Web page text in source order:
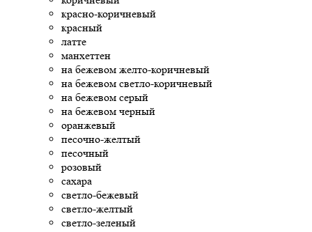
красно-коричневый
красный
латте
манхеттен
на бежевом желто-коричневый
на бежевом светло-коричневый
на бежевом серый
на бежевом черный
оранжевый
песочно-желтый
песочный
розовый
сахара
светло-бежевый
светло-желтый
светло-зеленый